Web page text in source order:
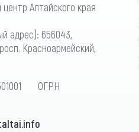
Алтайского края
адрес): 656043,
Красноармейский,
ОГРН